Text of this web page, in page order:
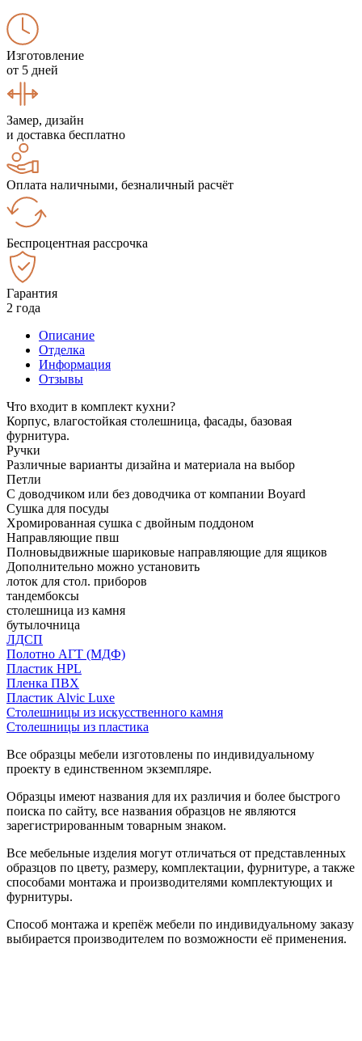
Изготовление
от 5 дней
Замер, дизайн
и доставка бесплатно
Оплата наличными, безналичный расчёт
Беспроцентная рассрочка
Гарантия
2 года
Описание
Отделка
Информация
Отзывы
Что входит в комплект кухни?
Корпус, влагостойкая столешница, фасады, базовая
фурнитура.
Ручки
Различные варианты дизайна и материала на выбор
Петли
С доводчиком или без доводчика от компании Boyard
Сушка для посуды
Хромированная сушка с двойным поддоном
Направляющие пвш
Полновыдвижные шариковые направляющие для ящиков
Дополнительно можно установить
лоток для стол. приборов
тандембоксы
столешница из камня
бутылочница
ЛДСП
Полотно АГТ (МДФ)
Пластик HPL
Пленка ПВХ
Пластик Alvic Luxe
Столешницы из искусственного камня
Столешницы из пластика
Все образцы мебели изготовлены по индивидуальному
проекту в единственном экземпляре.
Образцы имеют названия для их различия и более быстрого
поиска по сайту, все названия образцов не являются
зарегистрированным товарным знаком.
Все мебельные изделия могут отличаться от представленных
образцов по цвету, размеру, комплектации, фурнитуре, а также
способами монтажа и производителями комплектующих и
фурнитуры.
Способ монтажа и крепёж мебели по индивидуальному заказу
выбирается производителем по возможности её применения.